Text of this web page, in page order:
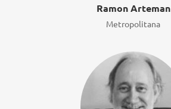
Ramon Arteman
Metropolitana